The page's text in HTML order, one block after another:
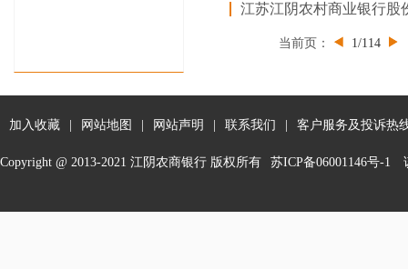
江苏江阴农村商业银行股
当前页： 1/114
加入收藏 网站地图 网站声明 联系我们 客户服务及投诉热
Copyright @ 2013-2021 江阴农商银行 版权所有 苏ICP备06001146号-1